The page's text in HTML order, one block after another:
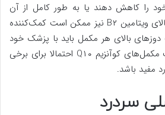
را کاهش دهند یا به‌ طور کامل از آن
پیشگیری کنند. دوزهای بالای ویتامین B۲ نیز ممکن است کمک‌کننده
بالای هر مکمل باید با پزشک خود
مشورت کنید اما در نهایت مکمل‌های کوآنزیم Q۱۰ احتمالا برای برخی
مفید باشد.
سردرد